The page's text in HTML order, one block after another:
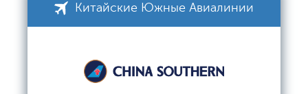
Китайские Южные Авиалинии